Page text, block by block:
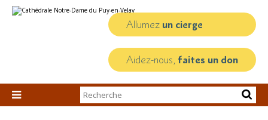
au
personnels
Allumez un cierge
Aidez-nous, faites un don

Chercher par
Recherche